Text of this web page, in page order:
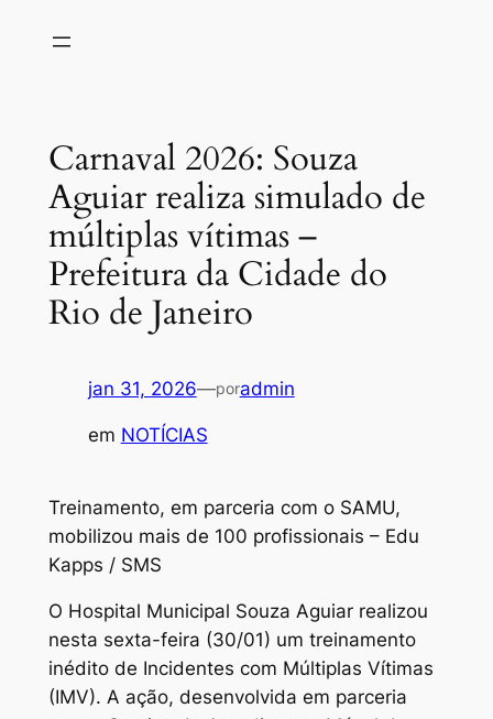
Carnaval 2026: Souza
Aguiar realiza simulado de
múltiplas vítimas –
Prefeitura da Cidade do
Rio de Janeiro
jan 31, 2026—poradmin
em NOTÍCIAS
Treinamento, em parceria com o SAMU,
mobilizou mais de 100 profissionais – Edu
Kapps / SMS
O Hospital Municipal Souza Aguiar realizou
nesta sexta-feira (30/01) um treinamento
inédito de Incidentes com Múltiplas Vítimas
(IMV). A ação, desenvolvida em parceria